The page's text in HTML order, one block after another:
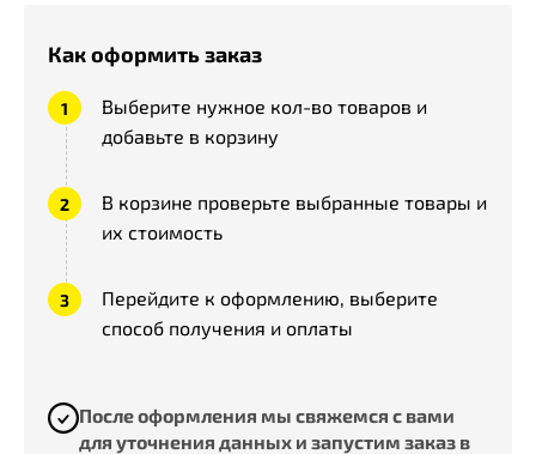
Как оформить заказ
Выберите нужное кол-во товаров и
добавьте в корзину
В корзине проверьте выбранные товары и
их стоимость
Перейдите к оформлению, выберите
способ получения и оплаты
После оформления мы свяжемся с вами
для уточнения данных и запустим заказ в